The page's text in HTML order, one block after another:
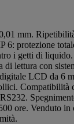
mm.
6: protezione
i getti di
di lettura con
LCD da 6
Compatibilità
ore. Venduto in